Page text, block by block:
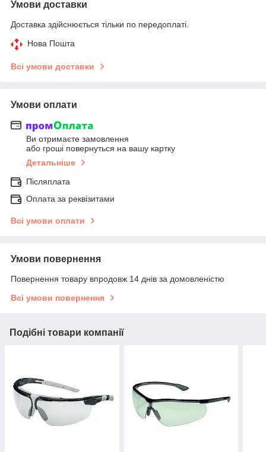
Умови доставки
Доставка здійснюється тільки по передоплаті.
Нова Пошта
Всі умови доставки
Умови оплати
Ви отримаєте замовлення
або гроші повернуться на вашу картку
Детальніше
Післяплата
Оплата за реквізитами
Всі умови оплати
Умови повернення
Повернення товару впродовж 14 днів за домовленістю
Всі умови повернення
Подібні товари компанії